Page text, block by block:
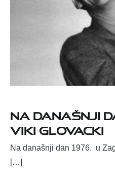
Na današnji
Viki Glovacki
Na današnji dan 1976. u
[…]